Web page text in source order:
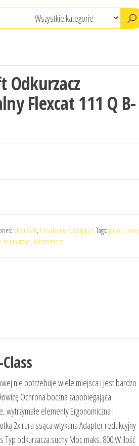
Odkurzacz
Flexcat 111 Q B-
Cleancraft, Urządzenia sprzątające Tags: jacuzzi leroy
, wilczomlecz
nie potrzebuje wiele miejsca i jest bardzo
Ochrona boczna zapobiegająca
wytrzymałe elementy Ergonomiczna i
2x rura ssąca wtykana Adapter redukcyjny
odkurzacza suchy Moc maks. 800 W Ilość